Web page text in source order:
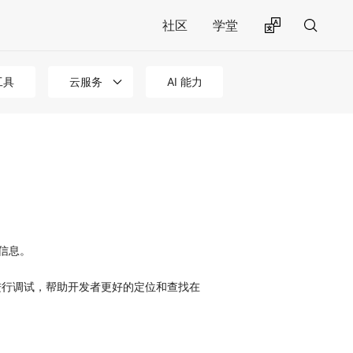
社区 学堂
具 云服务 AI 能力
。
调试，帮助开发者更好的定位和查找在